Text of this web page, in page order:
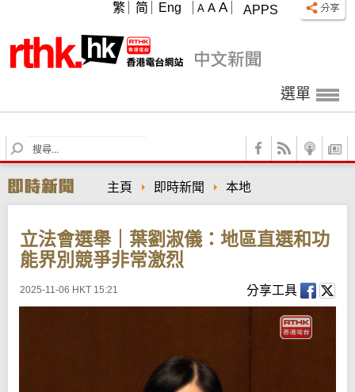
APPS
A A A
繁 简 Eng
選單
S
e
r
c
主頁 即時新聞 本地
立法會選舉｜葉劉淑儀：地區直選和功
能界別競爭非常激烈
2025-11-06 HKT 15:21 分享工具